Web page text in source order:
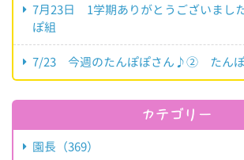
7月23日 1学期ありがとうございま
ぽ組
7/23 今週のたんぽぽさん♪② たん
カテゴリー
園長（369）